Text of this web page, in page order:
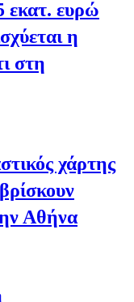
εκατ. ευρώ
η
στη
χάρτης
Αθήνα